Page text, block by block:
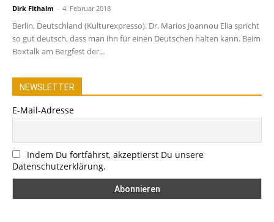
Dirk Fithalm - 4. Februar 2018
Berlin, Deutschland (Kulturexpresso). Dr. Marios Joannou Elia spricht
so gut deutsch, dass man ihn für einen Deutschen halten kann. Beim
Boxtalk am Bergfest der...
NEWSLETTER
E-Mail-Adresse
Indem Du fortfährst, akzeptierst Du unsere
Datenschutzerklärung.